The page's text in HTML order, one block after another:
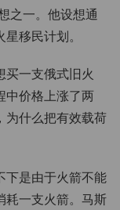
之一。他设想通
移民计划。
买一支俄式旧火
中价格上涨了两
为什么把有效载荷
下是由于火箭不能
耗一支火箭。马斯